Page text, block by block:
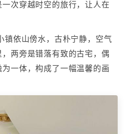
次穿越时空的旅行，让人在
镇依山傍水，古朴宁静，空气
两旁是错落有致的古宅，偶
一体，构成了一幅温馨的画